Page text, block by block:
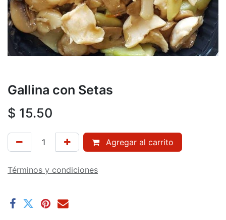
Gallina con Setas
$ 15.50
Agregar al carrito
Términos y condiciones